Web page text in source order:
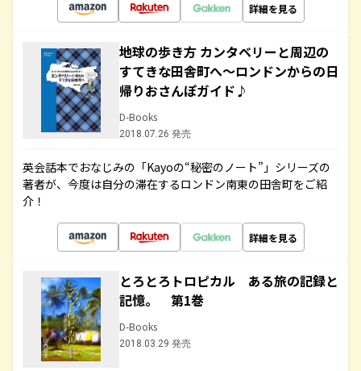
詳細を見る
地球の歩き方 カンタベリーと周辺の
すてきな田舎町へ～ロンドンからの日
帰りおさんぽガイド♪
D-Books
2018.07.26 発売
英会話本でおなじみの「Kayoの“秘密のノート”」シリーズの
著者が、今度は自分の滞在するロンドン南東の田舎町をご紹
介！
詳細を見る
とろとろトロピカル ある旅の記録と
記憶。 第1巻
D-Books
2018.03.29 発売